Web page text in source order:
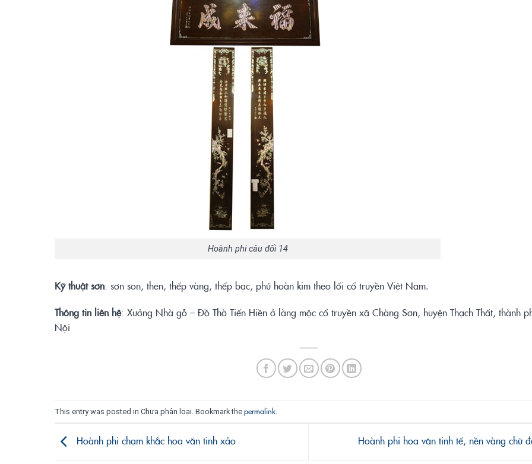
Hoành phi câu đối 14
Kỹthuật sơn: sơn son, then, thếp vàng, thếp bạc, phủ hoàn kim theo lối cổ truyền Việt Nam.
Thông tin liên hệ: Xưởng Nhà gỗ – Đồ Thờ Tiến Hiền ở làng mộc cổ truyền xã Chàng Sơn, huyện Thạch Thất, thành
Nội
This entry was posted in Chưa phân loại. Bookmark the permalink
Hoành phi chạm khắc hoa văn tinh xảo Hoành phi hoa văn tinh tế, nền vàng chữ